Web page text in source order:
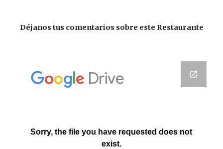
Déjanos tus comentarios sobre este Restaurante